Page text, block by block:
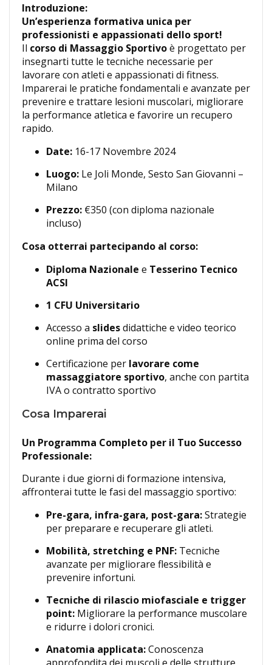
Introduzione:
Un’esperienza formativa unica per
professionisti e appassionati dello sport!
Il corso di Massaggio Sportivoè progettato per
insegnarti tutte le tecniche necessarie per
lavorare con atleti e appassionati di fitness.
Imparerai le pratiche fondamentali e avanzate per
prevenire e trattare lesioni muscolari, migliorare
la performance atletica e favorire un recupero
rapido.
Date: 16-17 Novembre 2024
Luogo: Le Joli Monde, Sesto San Giovanni –
Milano
Prezzo: €350 (con diploma nazionale
incluso)
Cosa otterrai partecipando al corso:
Diploma Nazionale e Tesserino Tecnico
ACSI
1 CFU Universitario
Accesso a slidesdidattiche e video teorico
online prima del corso
Certificazione per lavorare come
massaggiatore sportivo, anche con partita
IVA o contratto sportivo
Cosa Imparerai
Un Programma Completo per il Tuo Successo
Professionale:
Durante i due giorni di formazione intensiva,
affronterai tutte le fasi del massaggio sportivo:
Pre-gara, infra-gara, post-gara:Strategie
per preparare e recuperare gli atleti.
Mobilità, stretching e PNF: Tecniche
avanzate per migliorare flessibilità e
prevenire infortuni.
Tecniche di rilascio miofasciale e trigger
point: Migliorare la performance muscolare
e ridurre i dolori cronici.
Anatomia applicata:Conoscenza
approfondita dei muscoli e delle strutture